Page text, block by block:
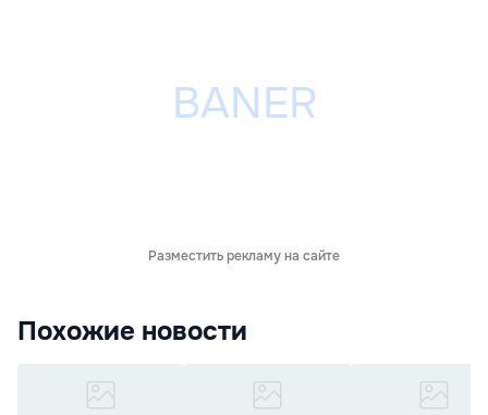
Разместить рекламу на сайте
Похожие новости